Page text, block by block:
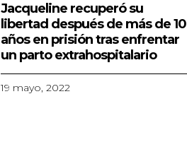
Jacqueline recuperó su
libertad después de más de 10
años en prisión tras enfrentar
un parto extrahospitalario
19 mayo, 2022